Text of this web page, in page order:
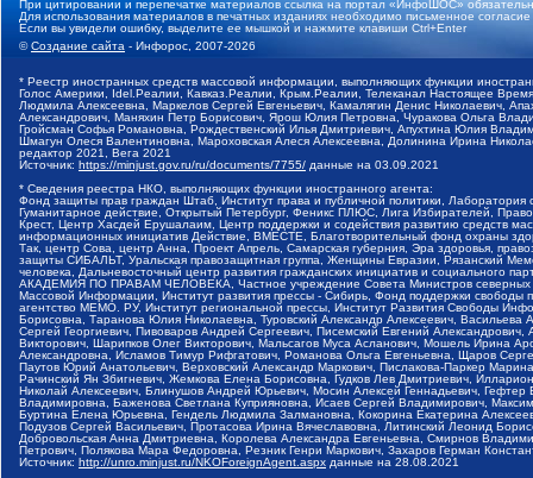
При цитировании и перепечатке материалов ссылка на портал «ИнфоШОС»
Для использования материалов в печатных изданиях необходимо письменное
Если вы увидели ошибку, выделите ее мышкой и нажмите клавиши Ctrl+Enter
©Создание сайта - Инфорос, 2007-2026
* Реестр иностранных средств массовой информации, выполняющих функции
Голос Америки, Idel.Реалии, Кавказ.Реалии, Крым.Реалии, Телеканал Настоящее
Людмила Алексеевна, Маркелов Сергей Евгеньевич, Камалягин Денис Николаевич,
Александрович, Маняхин Петр Борисович, Ярош Юлия Петровна, Чуракова Ольга
Гройсман Софья Романовна, Рождественский Илья Дмитриевич, Апухтина Юлия
Шмагун Олеся Валентиновна, Мароховская Алеся Алексеевна, Долинина Ирина
редактор 2021, Вега 2021
Источник: https://minjust.gov.ru/ru/documents/7755/ данные на 03.09.2021
* Сведения реестра НКО, выполняющих функции иностранного агента:
Фонд защиты прав граждан Штаб, Институт права и публичной политики,
Гуманитарное действие, Открытый Петербург, Феникс ПЛЮС, Лига Избирателей,
Крест, Центр Хасдей Ерушалаим, Центр поддержки и содействия развитию средств
информационных инициатив Действие, ВМЕСТЕ, Благотворительный фонд охраны
Так, центр Сова, центр Анна, Проект Апрель, Самарская губерния, Эра здоровья,
защиты СИБАЛЬТ, Уральская правозащитная группа, Женщины Евразии, Рязанский
человека, Дальневосточный центр развития гражданских инициатив и социального
АКАДЕМИЯ ПО ПРАВАМ ЧЕЛОВЕКА, Частное учреждение Совета Министров северных
Массовой Информации, Институт развития прессы - Сибирь, Фонд поддержки
агентство МЕМО. РУ, Институт региональной прессы, Институт Развития Свободы
Борисовна, Таранова Юлия Николаевна, Туровский Александр Алексеевич,
Сергей Георгиевич, Пивоваров Андрей Сергеевич, Писемский Евгений
Викторович, Шарипков Олег Викторович, Мальсагов Муса Асланович, Мошель Ирина
Александровна, Исламов Тимур Рифгатович, Романова Ольга Евгеньевна, Щаров
Паутов Юрий Анатольевич, Верховский Александр Маркович, Пислакова-Паркер
Рачинский Ян Збигневич, Жемкова Елена Борисовна, Гудков Лев Дмитриевич,
Николай Алексеевич, Блинушов Андрей Юрьевич, Мосин Алексей Геннадьевич,
Владимировна, Баженова Светлана Куприяновна, Исаев Сергей Владимирович,
Буртина Елена Юрьевна, Гендель Людмила Залмановна, Кокорина Екатерина
Подузов Сергей Васильевич, Протасова Ирина Вячеславовна, Литинский Леонид
Добровольская Анна Дмитриевна, Королева Александра Евгеньевна, Смирнов
Петрович, Полякова Мара Федоровна, Резник Генри Маркович, Захаров Герман
Источник: http://unro.minjust.ru/NKOForeignAgent.aspx данные на 28.08.2021